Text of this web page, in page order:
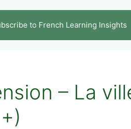
to French Learning Insights
– La